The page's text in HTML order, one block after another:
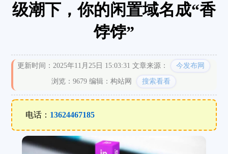
级潮下，你的闲置域名成“香
饽饽”
更新时间：2025年11月25日 15:03:31 文章来源： 今发布网
浏览：9679 编辑：构站网 搜索看看
电话： 13624467185